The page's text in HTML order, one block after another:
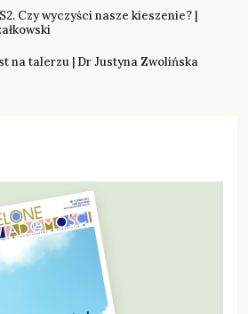
Czy wyczyści nasze kieszenie? |
na talerzu | Dr Justyna Zwolińska